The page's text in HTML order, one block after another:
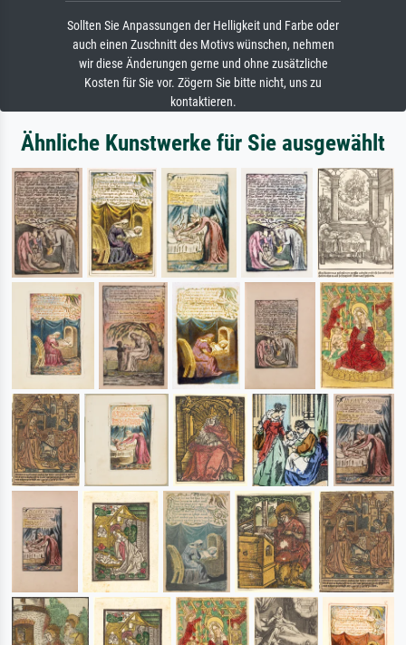
Sollten Sie Anpassungen der Helligkeit und Farbe oder
auch einen Zuschnitt des Motivs wünschen, nehmen
wir diese Änderungen gerne und ohne zusätzliche
Kosten für Sie vor. Zögern Sie bitte nicht, uns zu
kontaktieren.
Ähnliche Kunstwerke für Sie ausgewählt